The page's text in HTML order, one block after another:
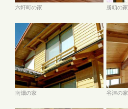
六軒町の家 勝頼の家
南畑の家 谷津の家